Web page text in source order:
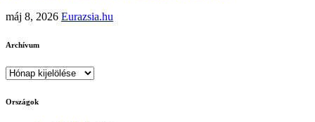
máj 8, 2026 Eurazsia.hu
Archívum
Archívum
Országok